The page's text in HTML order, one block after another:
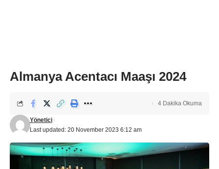
Almanya Acentacı Maaşı 2024
Last updated: 20 November 2023 6:12 am
Yönetici
4 Dakika Okuma